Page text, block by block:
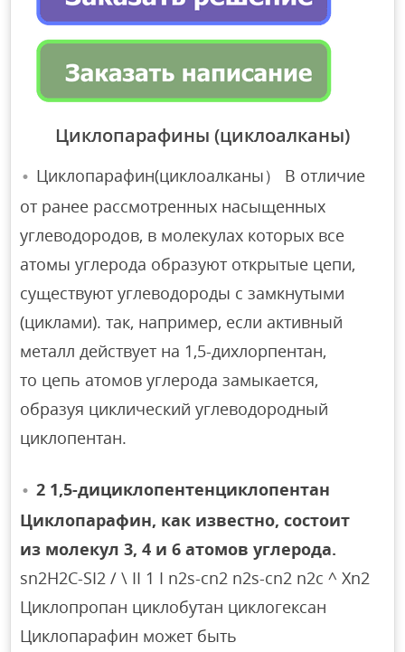
Циклопарафины (циклоалканы)
Циклопарафин(циклоалканы） В отличие
от ранее рассмотренных насыщенных
углеводородов, в молекулах которых все
атомы углерода образуют открытые цепи,
существуют углеводороды с замкнутыми
(циклами). так, например, если активный
металл действует на 1,5-дихлорпентан,
то цепь атомов углерода замыкается,
образуя циклический углеводородный
циклопентан.
2 1,5-дициклопентенциклопентан
Циклопарафин, как известно, состоит
из молекул 3, 4 и 6 атомов углерода.
sn2H2C-SI2 / \ II 1 I n2s-cn2 n2s-cn2 n2c ^ Xn2
Циклопропан циклобутан циклогексан
Циклопарафин может быть